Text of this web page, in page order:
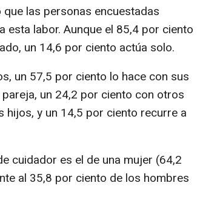
las personas encuestadas
esta labor. Aunque el 85,4 por ciento
un 14,6 por ciento actúa solo.
un 57,5 por ciento lo hace con sus
un 24,2 por ciento con otros
y un 14,5 por ciento recurre a
cuidador es el de una mujer (64,2
al 35,8 por ciento de los hombres